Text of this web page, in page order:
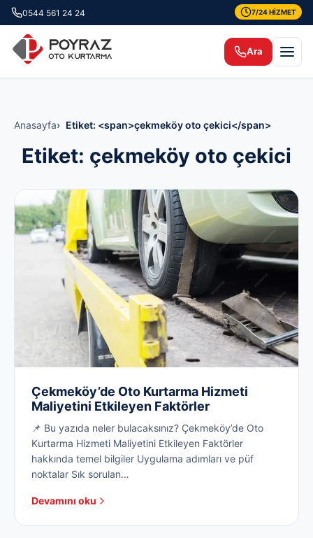
0544 561 24 24 7/24 HİZMET
Ara
Anasayfa Etiket: <span>çekmeköy oto çekici</span>
Etiket: çekmeköy oto çekici
Çekmeköy’de Oto Kurtarma Hizmeti
Maliyetini Etkileyen Faktörler
📌 Bu yazıda neler bulacaksınız? Çekmeköy’de Oto
Kurtarma Hizmeti Maliyetini Etkileyen Faktörler
hakkında temel bilgiler Uygulama adımları ve püf
noktalar Sık sorulan…
Devamını oku